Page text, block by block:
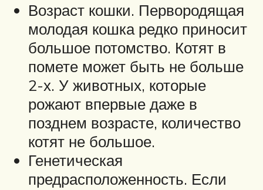
Возраст кошки. Первородящая
молодая кошка редко приносит
большое потомство. Котят в
помете может быть не больше
2-х. У животных, которые
рожают впервые даже в
позднем возрасте, количество
котят не большое.
Генетическая
предрасположенность. Если